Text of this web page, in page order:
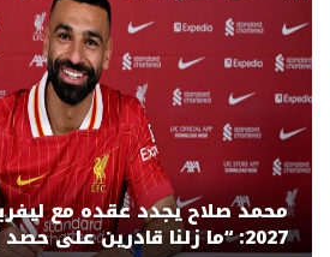
محمد صلاح يجدد عقده مع
2027: “ما زلنا قادرين على حصد البطولات”